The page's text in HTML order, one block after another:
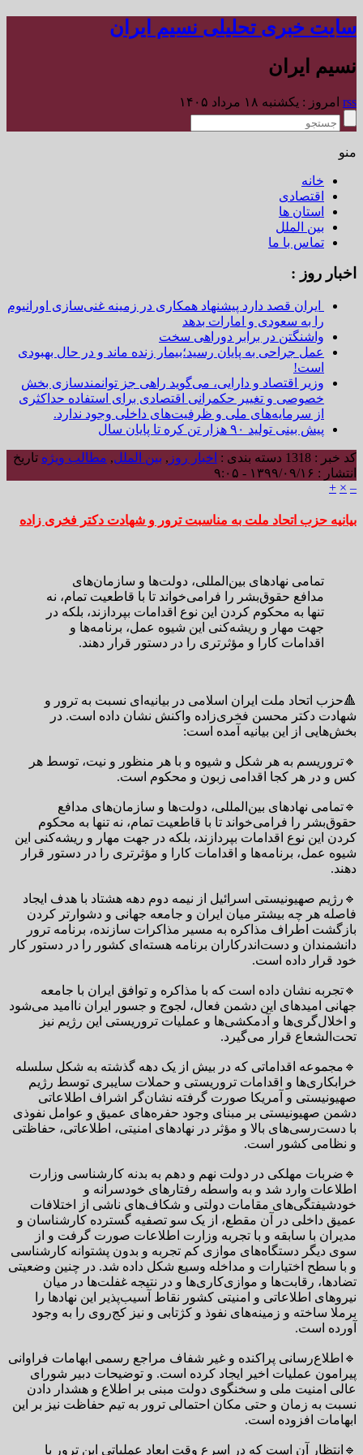
سایت خبری تحلیلی نسیم ایران
نسیم ایران
rss امروز : یکشنبه ۱۸ مرداد ۱۴۰۵
منو
خانه
اقتصادی
استان ها
بین الملل
تماس با ما
اخبار روز :
ایران قصد دارد پیشنهاد همکاری در زمینه غنی‌سازی اورانیوم
را به سعودی و امارات بدهد
واشنگتن در برابر دوراهی سخت
عمل جراحی به پایان رسید؛بیمار زنده ماند و در حال بهبودی
است!
وزیر اقتصاد و دارایی، می‌گوید راهی جز توانمندسازی بخش
خصوصی و تغییر حکمرانی اقتصادی برای استفاده حداکثری
از سرمایه‌های ملی و ظرفیت‌های داخلی وجود ندارد.
پیش بینی تولید ۹۰ هزار تن کره تا پایان سال
کد خبر : 1318 دسته بندی : اخبار روز , بین الملل, مطالب ویژه تاریخ
انتشار : ۱۳۹۹/۰۹/۱۶ - ۹:۰۵
–
×
+
بیانیه حزب اتحاد ملت به مناسبت ترور و شهادت دکتر فخری زاده
تمامی نهادهای بین‌المللی، دولت‌ها و سازمان‌های
مدافع حقوق‌بشر را فرامی‌خواند تا با قاطعیت تمام، نه
تنها به محکوم کردن این نوع اقدامات بپردازند، بلکه در
جهت مهار و ریشه‌کنی این شیوه عمل، برنامه‌ها و
اقدامات کارا و مؤثرتری را در دستور قرار دهند.
🔺حزب اتحاد ملت ایران اسلامی در بیانیه‌ای نسبت به ترور و
شهادت دکتر محسن فخری‌زاده واکنش نشان داده است. در
بخش‌هایی از این بیانیه آمده است:
🔹تروریسم به هر شکل و شیوه و با هر منظور و نیت، توسط هر
کس و در هر کجا اقدامی زبون و محکوم است.
🔹تمامی نهادهای بین‌المللی، دولت‌ها و سازمان‌های مدافع
حقوق‌بشر را فرامی‌خواند تا با قاطعیت تمام، نه تنها به محکوم
کردن این نوع اقدامات بپردازند، بلکه در جهت مهار و ریشه‌کنی این
شیوه عمل، برنامه‌ها و اقدامات کارا و مؤثرتری را در دستور قرار
دهند.
🔹رژیم صهیونیستی اسرائیل از نیمه دوم دهه هشتاد با هدف ایجاد
فاصله هر چه بیشتر میان ایران و جامعه جهانی و دشوار‌تر کردن
بازگشت اطراف مذاکره به مسیر مذاکرات سازنده، برنامه ترور
دانشمندان و دست‌اندرکاران برنامه هسته‌ای کشور را در دستور کار
خود قرار داده است.
🔹تجربه نشان داده است که با مذاکره و توافق ایران با جامعه
جهانی امیدهای این دشمن فعال، لجوج و جسور ایران ناامید می‌شود
و اخلال‌گری‌ها و آدمکشی‌ها و عملیات تروریستی این رژیم نیز
تحت‌الشعاع قرار می‌گیرد.
🔹مجموعه اقداماتی که در بیش از یک دهه گذشته به شکل سلسله
خرابکاری‌ها و اقدامات تروریستی و حملات سایبری توسط رژیم
صهیونیستی و آمریکا صورت گرفته نشان‌گر اشراف اطلاعاتی
دشمن صهیونیستی بر مبنای وجود حفره‌های عمیق و عوامل نفوذی
با دست‌رسی‌های بالا و مؤثر در نهادهای امنیتی، اطلاعاتی، حفاظتی
و نظامی کشور است.
🔹ضربات مهلکی در دولت نهم و دهم به بدنه کارشناسی وزارت
اطلاعات وارد شد و به واسطه رفتار‌های خودسرانه و
خودشیفتگی‌های مقامات دولتی و شکاف‌های ناشی از اختلافات
عمیق داخلی در آن مقطع، از یک سو تصفیه گسترده کارشناسان و
مدیران با سابقه و با تجربه وزارت اطلاعات صورت گرفت و از
سوی دیگر دستگاه‌های موازی کم تجربه و بدون پشتوانه کارشناسی
و با سطح اختیارات و مداخله وسیع شکل داده شد. در چنین وضعیتی
تضاد‌ها، رقابت‌ها و موازی‌کاری‌‌ها و در نتیجه غفلت‌ها در میان
نیروهای اطلاعاتی و امنیتی کشور نقاط آسیب‌پذیر این نهادها را
برملا ساخته و زمینه‌های نفوذ و کژتابی و نیز کج‌روی را به وجود
آورده است.
🔹اطلاع‌رسانی پراکنده و غیر شفاف مراجع رسمی ابهامات فراوانی
پیرامون عملیات اخیر ایجاد کرده است. و توضیحات دبیر شورای
عالی امنیت ملی و سخنگوی دولت مبنی بر اطلاع و هشدار دادن
نسبت به زمان و‌ حتی مکان احتمالی ترور به تیم حفاظت نیز بر این
ابهامات افزوده است.
🔹انتظار آن است که در اسرع وقت ابعاد عملیاتی این ترور با